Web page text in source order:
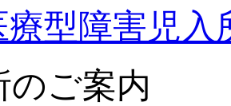
療型障害児
のご案内